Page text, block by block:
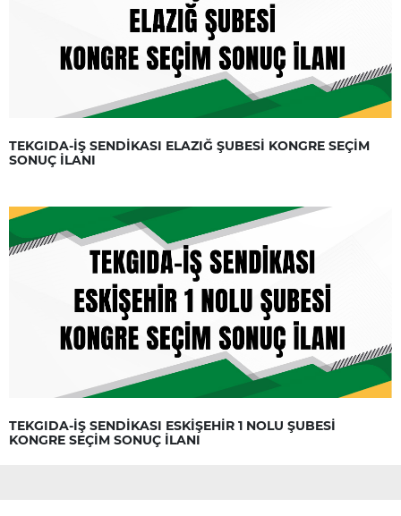
TEKGIDA-İŞ SENDİKASI ELAZIĞ ŞUBESİ KONGRE SEÇİM
SONUÇ İLANI
TEKGIDA-İŞ SENDİKASI ESKİŞEHİR 1 NOLU ŞUBESİ
KONGRE SEÇİM SONUÇ İLANI